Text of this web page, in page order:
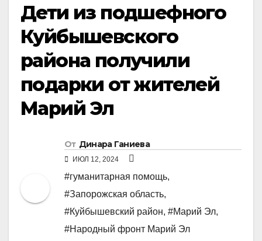
Дети из подшефного
Куйбышевского
района получили
подарки от жителей
Марий Эл
От Динара Ганиева
ИЮЛ 12, 2024
#гуманитарная помощь,
#Запорожская область,
#Куйбышевский район, #Марий Эл,
#Народный фронт Марий Эл